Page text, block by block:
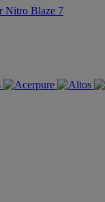
Nitro Blaze 7